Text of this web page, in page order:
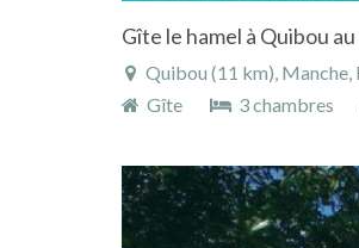
Gîte le hamel à Quibou
Quibou (11 km),
Gîte
3 chambres